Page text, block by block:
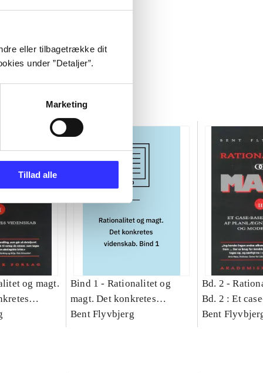
eller tilbagetrække dit
under ”Detaljer”.
Marketing
Tillad alle
og magt.
Bind 1 - Rationalitet og
magt. Det konkretes
videnskab. Bind 1
Bent Flyvbjerg
Bd. 2 -
Bd. 2 : Et
studie af
Bent